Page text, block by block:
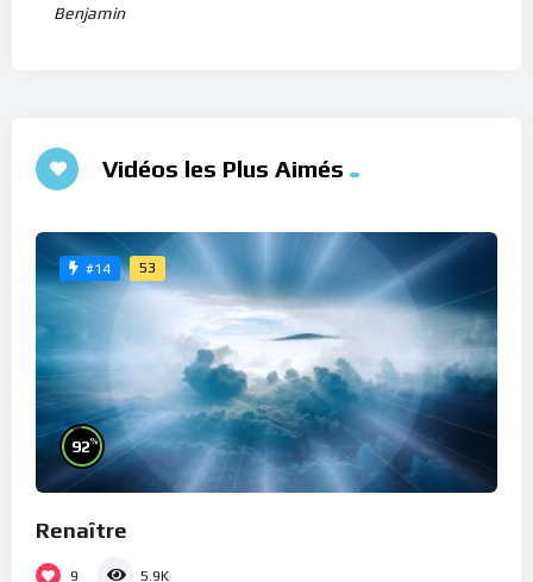
Benjamin
Vidéos les Plus Aimés
#14 53
92%
Renaître
9 5.9K